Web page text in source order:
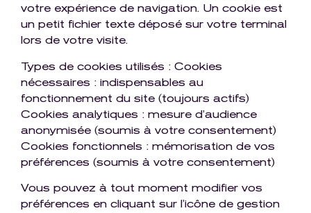
votre expérience de navigation. Un cookie est
un petit fichier texte déposé sur votre terminal
lors de votre visite.
Types de cookies utilisés : Cookies
nécessaires : indispensables au
fonctionnement du site (toujours actifs)
Cookies analytiques : mesure d’audience
anonymisée (soumis à votre consentement)
Cookies fonctionnels : mémorisation de vos
préférences (soumis à votre consentement)
Vous pouvez à tout moment modifier vos
préférences en cliquant sur l’icône de gestion